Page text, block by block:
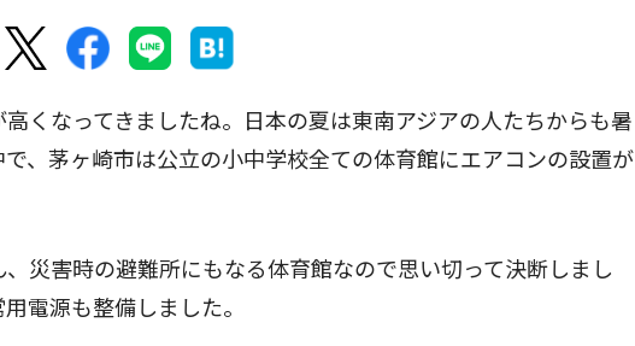
くなってきましたね。日本の夏は東南アジアの人たちからも暑
、茅ヶ崎市は公立の小中学校全ての体育館にエアコンの設置が
災害時の避難所にもなる体育館なので思い切って決断しまし
電源も整備しました。